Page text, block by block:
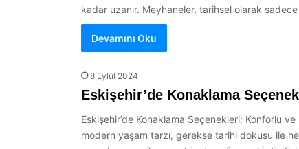
kadar uzanır. Meyhaneler, tarihsel olarak
Devamını Oku
8 Eylül 2024
Eskişehir’de Konaklama
Eskişehir’de Konaklama Seçenekleri: Konforlu
modern yaşam tarzı, gerekse tarihi dokusu ile